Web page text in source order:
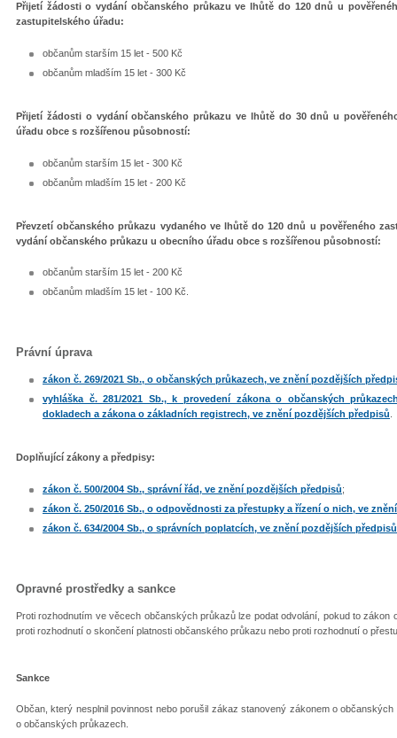
Přijetí žádosti o vydání občanského průkazu ve lhůtě do 120 dnů u
zastupitelského úřadu:
občanům starším 15 let - 500 Kč
občanům mladším 15 let - 300 Kč
Přijetí žádosti o vydání občanského průkazu ve lhůtě do 30 dnů u
úřadu obce s rozšířenou působností:
občanům starším 15 let - 300 Kč
občanům mladším 15 let - 200 Kč
Převzetí občanského průkazu vydaného ve lhůtě do 120 dnů u pověřeného
vydání občanského průkazu u obecního úřadu obce s rozšířenou působností:
občanům starším 15 let - 200 Kč
občanům mladším 15 let - 100 Kč.
Právní úprava
zákon č. 269/2021 Sb., o občanských průkazech, ve znění pozdějších
vyhláška č. 281/2021 Sb., k provedení zákona o občanských
dokladech a zákona o základních registrech, ve znění pozdějších předpisů
Doplňující zákony a předpisy:
zákon č. 500/2004 Sb., správní řád, ve znění pozdějších předpisů;
zákon č. 250/2016 Sb., o odpovědnosti za přestupky a řízení o nich, ve
zákon č. 634/2004 Sb., o správních poplatcích, ve znění pozdějších předpisů
Opravné prostředky a sankce
Proti rozhodnutím ve věcech občanských průkazů lze podat odvolání, pokud to
proti rozhodnutí o skončení platnosti občanského průkazu nebo proti rozhodnutí o
Sankce
Občan, který nesplnil povinnost nebo porušil zákaz stanovený zákonem o
o občanských průkazech.